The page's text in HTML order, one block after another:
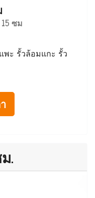
ซม
พะ รั้วล้อมแกะ รั้ว
.